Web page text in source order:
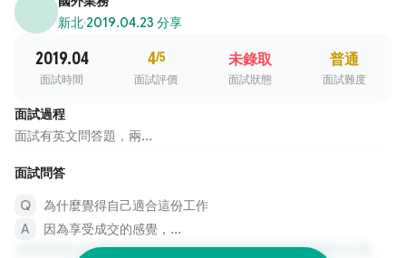
新北·2019.04.23 分享
2019.04
面試時間
4/5
面試評價
未錄取
面試狀態
普通
面試難度
面試過程
面試有英文問答題，兩...
面試問答
為什麼覺得自己適合這份工作
因為享受成交的感覺，...